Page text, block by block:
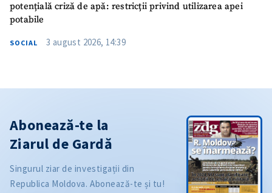
potențială criză de apă: restricții privind utilizarea apei
potabile
SOCIAL 3 august 2026, 14:39
Abonează-te la
Ziarul de Gardă
Singurul ziar de investigații din
Republica Moldova. Abonează-te și tu!